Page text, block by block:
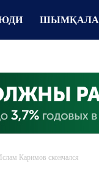
ШЫМҚАЛА
Каримов скончался